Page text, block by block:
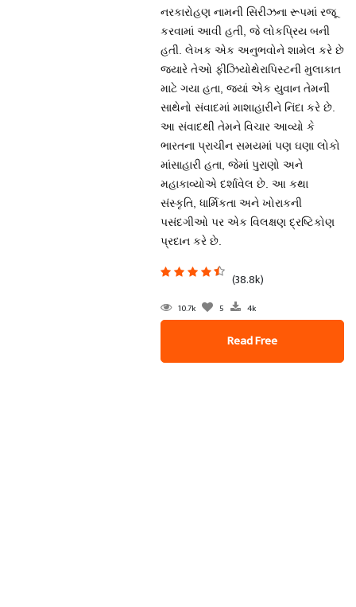
નરકારોહણ નામની સિરીઝના રૂપમાં રજૂ
કરવામાં આવી હતી, જે લોકપ્રિય બની
હતી. લેખક એક અનુભવોને શામેલ કરે છે
જ્યારે તેઓ ફીઝિયોથેરાપિસ્ટની મુલાકાત
માટે ગયા હતા, જ્યાં એક યુવાન તેમની
સાથેનો સંવાદમાં માશાહારીને નિંદા કરે છે.
આ સંવાદથી તેમને વિચાર આવ્યો કે
ભારતના પ્રાચીન સમયમાં પણ ઘણા લોકો
માંસાહારી હતા, જેમાં પુરાણો અને
મહાકાવ્યોએ દર્શાવેલ છે. આ કથા
સંસ્કૃતિ, ધાર્મિકતા અને ખોરાકની
પસંદગીઓ પર એક વિલક્ષણ દ્રષ્ટિકોણ
પ્રદાન કરે છે.
(38.8k)
10.7k 5 4k
Read Free